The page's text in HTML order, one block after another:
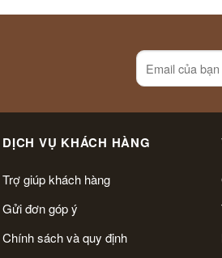
DỊCH VỤ KHÁCH HÀNG
Trợ giúp khách hàng
Gửi đơn góp ý
Chính sách và quy định